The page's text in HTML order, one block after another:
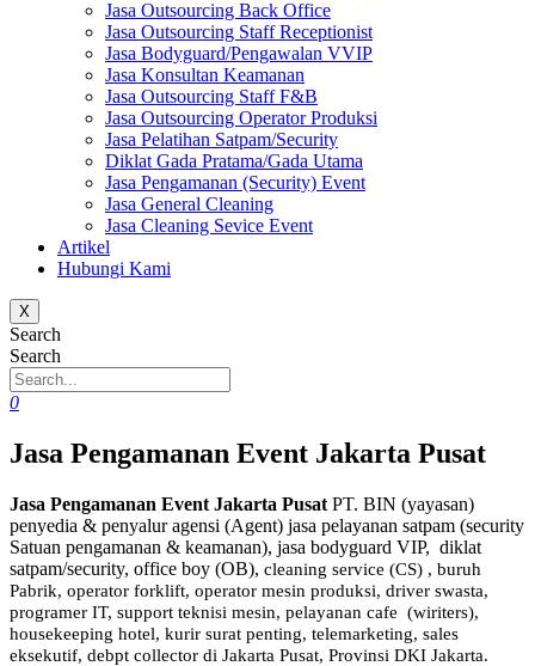
Jasa Outsourcing Back Office
Jasa Outsourcing Staff Receptionist
Jasa Bodyguard/Pengawalan VVIP
Jasa Konsultan Keamanan
Jasa Outsourcing Staff F&B
Jasa Outsourcing Operator Produksi
Jasa Pelatihan Satpam/Security
Diklat Gada Pratama/Gada Utama
Jasa Pengamanan (Security) Event
Jasa General Cleaning
Jasa Cleaning Sevice Event
Artikel
Hubungi Kami
X
Search
Search
0
Jasa Pengamanan Event Jakarta Pusat
Jasa Pengamanan Event Jakarta Pusat PT. BIN (yayasan)
penyedia & penyalur agensi (Agent) jasa pelayanan satpam (security
Satuan pengamanan & keamanan), jasa bodyguard VIP, diklat
satpam/security, office boy (OB), cleaning service (CS) , buruh
Pabrik, operator forklift, operator mesin produksi, driver swasta,
programer IT, support teknisi mesin, pelayanan cafe (wiriters),
housekeeping hotel, kurir surat penting, telemarketing, sales
eksekutif, debpt collector di Jakarta Pusat, Provinsi DKI Jakarta.